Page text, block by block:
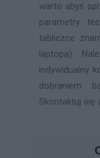
warto abyś
parametry
tabliczce
laptopa).
indywidualny
dobraniem
Skontaktuj się